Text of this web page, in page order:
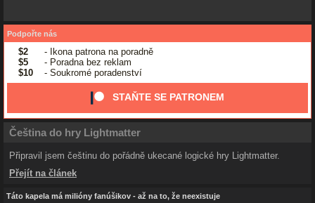
Podpořte nás
$2
- Ikona patrona na poradně
$5
- Poradna bez reklam
$10
- Soukromé poradenství
STAŇTE SE PATRONEM
Čeština do hry Lightmatter
Připravil jsem češtinu do pořádně ukecané logické hry Lightmatter.
Přejít na článek
Táto kapela má milióny fanúšikov - až na to, že neexistuje